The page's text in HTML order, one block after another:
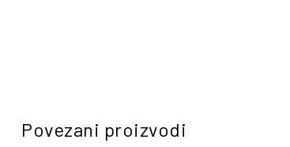
Povezani proizvodi